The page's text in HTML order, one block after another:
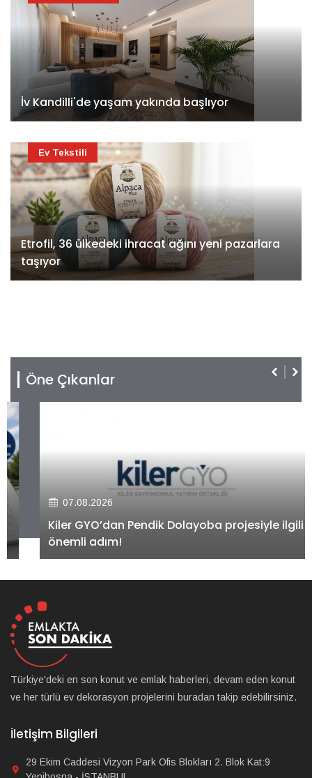
İv Kandilli'de yaşam yakında başlıyor
Etrofil, 36 ülkedeki ihracat ağını yeni pazarlara
taşıyor
Ev Tekstili
Öne Çıkanlar
07.08.2026
Kiler GYO’dan Pendik Dolayoba projesiyle ilgili
önemli adım!
Türkiye'deki en son konut ve emlak haberleri, devam eden konut
ve her türlü ev dekorasyon projelerini buradan takip edebilirsiniz.
İletişim Bilgileri
29 Ekim Caddesi Vizyon Park Ofis Blokları 2. Blok Kat:9